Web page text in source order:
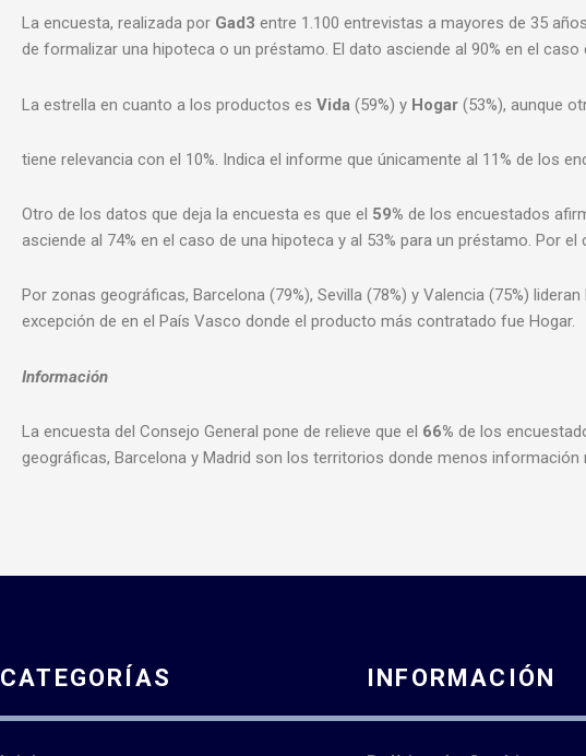
La encuesta, realizada por Gad3 entre 1.100 entrevistas a mayores de 35
de formalizar una hipoteca o un préstamo. El dato asciende al 90% en el
La estrella en cuanto a los productos es Vida (59%) y Hogar (53%), aunque
tiene relevancia con el 10%. Indica el informe que únicamente al 11% de los
Otro de los datos que deja la encuesta es que el 59% de los encuestados
asciende al 74% en el caso de una hipoteca y al 53% para un préstamo. Por
Por zonas geográficas, Barcelona (79%), Sevilla (78%) y Valencia (75%)
excepción de en el País Vasco donde el producto más contratado fue Hogar.
Información
La encuesta del Consejo General pone de relieve que el 66% de los
geográficas, Barcelona y Madrid son los territorios donde menos
CATEGORÍAS INFORMACIÓN